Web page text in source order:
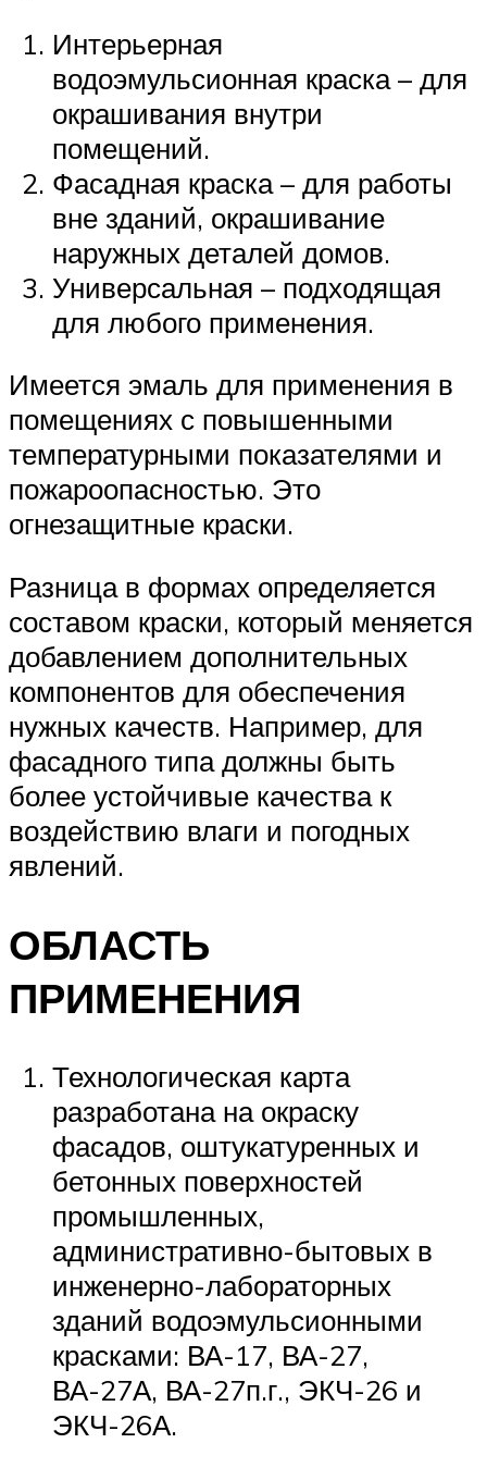
Интерьерная
водоэмульсионная краска – для
окрашивания внутри
помещений.
Фасадная краска – для работы
вне зданий, окрашивание
наружных деталей домов.
Универсальная – подходящая
для любого применения.
Имеется эмаль для применения в
помещениях с повышенными
температурными показателями и
пожароопасностью. Это
огнезащитные краски.
Разница в формах определяется
составом краски, который меняется
добавлением дополнительных
компонентов для обеспечения
нужных качеств. Например, для
фасадного типа должны быть
более устойчивые качества к
воздействию влаги и погодных
явлений.
ОБЛАСТЬ
ПРИМЕНЕНИЯ
Технологическая карта
разработана на окраску
фасадов, оштукатуренных и
бетонных поверхностей
промышленных,
административно-бытовых в
инженерно-лабораторных
зданий водоэмульсионными
красками: ВА-17, ВА-27,
ВА-27А, ВА-27п.г., ЭКЧ-26 и
ЭКЧ-26А.